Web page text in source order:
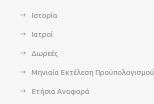
Ιστορία
Ιατροί
Δωρεές
Μηνιαία Εκτέλεση Προϋπολογισμού
Ετήσια Αναφορά